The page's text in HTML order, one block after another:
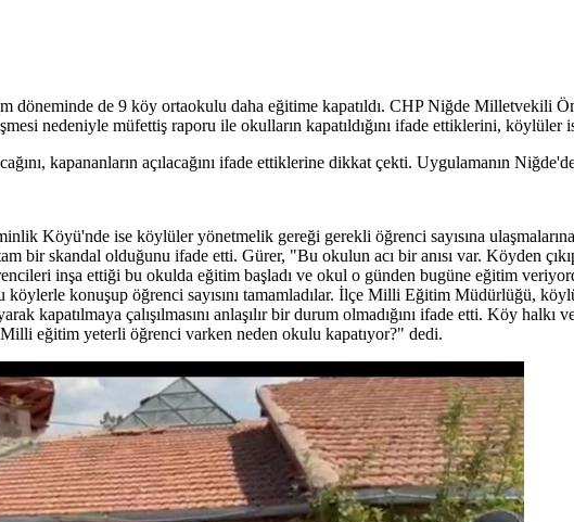
de 9 köy ortaokulu daha eğitime kapatıldı. CHP Niğde Milletvekili
nedeniyle müfettiş raporu ile okulların kapatıldığını ifade ettiklerini,
kapananların açılacağını ifade ettiklerine dikkat çekti. Uygulamanın
Köyü'nde ise köylüler yönetmelik gereği gerekli öğrenci sayısına
bir skandal olduğunu ifade etti. Gürer, "Bu okulun acı bir anısı var. Köyden
inşa ettiği bu okulda eğitim başladı ve okul o günden bugüne eğitim
konuşup öğrenci sayısını tamamladılar. İlçe Milli Eğitim Müdürlüğü,
kapatılmaya çalışılmasını anlaşılır bir durum olmadığını ifade etti. Köy
eğitim yeterli öğrenci varken neden okulu kapatıyor?" dedi.